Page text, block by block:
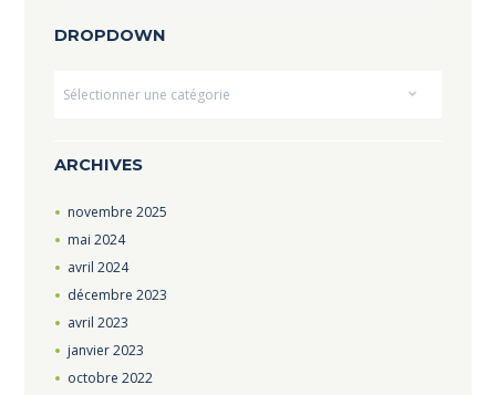
DROPDOWN
ARCHIVES
novembre 2025
mai 2024
avril 2024
décembre 2023
avril 2023
janvier2023
octobre 2022